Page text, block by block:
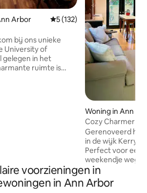
Arbor Gemiddelde beoordeling
5 (132)
bij ons unieke
University of
gelegen in het
ruimte is
inbegrepen -
plek te beveiligen!
Woning in Ann
Cozy Charmer in
Gerenoveerd
in de wijk
Perfect voor een
weekendje weg.
ziekenhuis van
Michigan, de U
parken.
voorzieningen in
in Ann Arbor